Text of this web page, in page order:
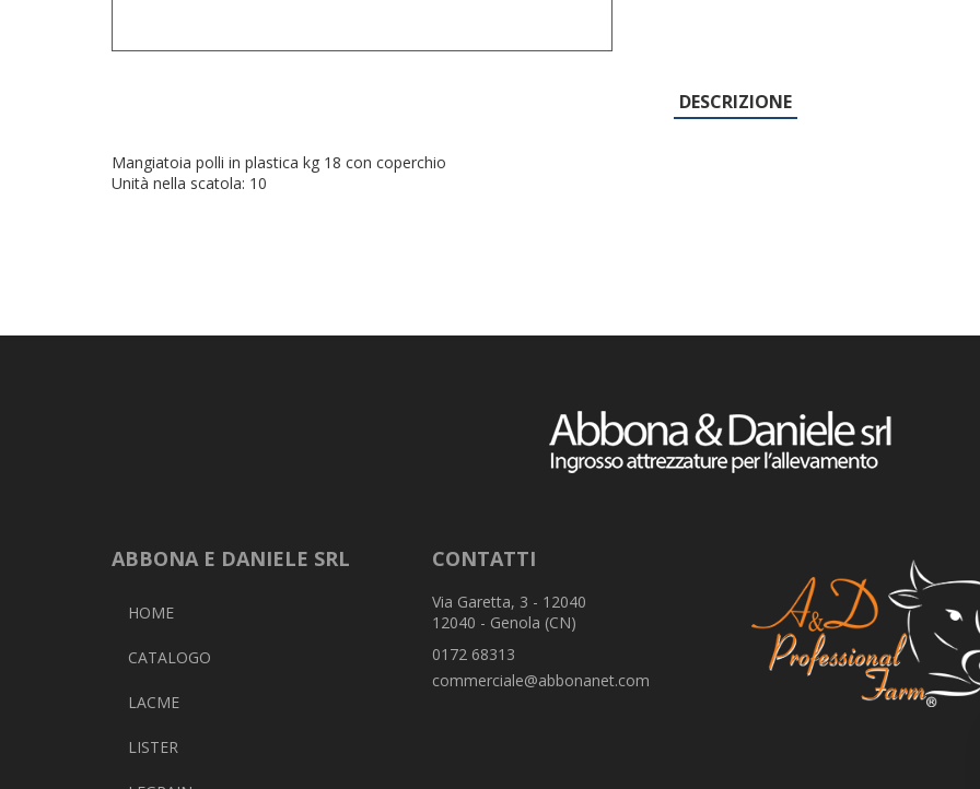
DESCRIZIONE
Mangiatoia polli in plastica kg 18 con coperchio
Unità nella scatola: 10
ABBONA E DANIELE SRL
HOME
CATALOGO
LACME
LISTER
CONTATTI
Via Garetta, 3 - 12040
12040 - Genola (CN)
0172 68313
commerciale@abbonanet.com